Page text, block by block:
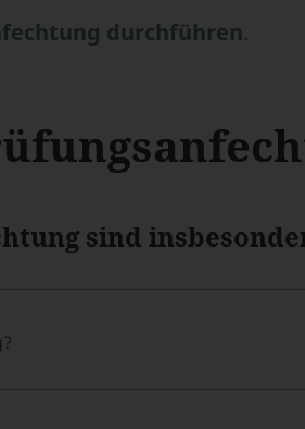
durchführen.
sind